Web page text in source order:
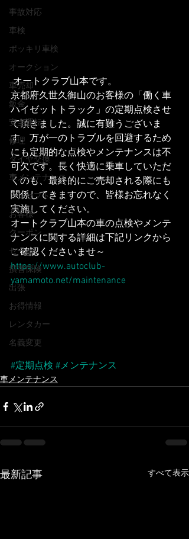
事故対応
車検
ポッキリ車検
オークション
車売却
鈑金
安全運転
修理
タイヤ交換
車メンテナンス
コンセプト
お客様
クーポン
セール
損害保険
出張
お得情報
レンタカー
名義変更
オートクラブ山本です。
京都府久世久御山のお客様の「働く車
ハイゼットトラック」の定期点検させ
て頂きました。誠に有難うございま
す。万が一のトラブルを回避するため
にも定期的な点検やメンテナンスは不
可欠です。長く快適に乗車していただ
くのも、最終的にご売却される際にも
関係してきますので、皆様お忘れなく
実施してください。
オートクラブ山本の車の点検やメンテ
ナンスに関する詳細は下記リンクから
ご確認くださいませ～
https://www.autoclub-
yamamoto.net/maintenance
#定期点検 #メンテナンス
車メンテナンス
最新記事 すべて表示